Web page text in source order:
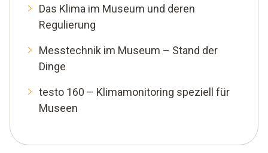
Das Klima im Museum und deren
Regulierung
Messtechnik im Museum – Stand der
Dinge
testo 160 – Klimamonitoring speziell für
Museen